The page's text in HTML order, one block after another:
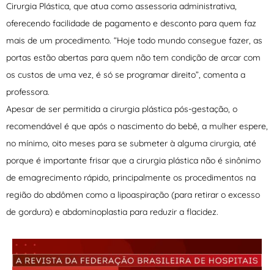
Cirurgia Plástica, que atua como assessoria administrativa,
oferecendo facilidade de pagamento e desconto para quem faz
mais de um procedimento. “Hoje todo mundo consegue fazer, as
portas estão abertas para quem não tem condição de arcar com
os custos de uma vez, é só se programar direito”, comenta a
professora.
Apesar de ser permitida a cirurgia plástica pós-gestação, o
recomendável é que após o nascimento do bebê, a mulher espere,
no mínimo, oito meses para se submeter à alguma cirurgia, até
porque é importante frisar que a cirurgia plástica não é sinônimo
de emagrecimento rápido, principalmente os procedimentos na
região do abdômen como a lipoaspiração (para retirar o excesso
de gordura) e abdominoplastia para reduzir a flacidez.